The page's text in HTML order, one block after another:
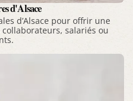
d'Alsace
d’Alsace pour offrir une
salariés ou